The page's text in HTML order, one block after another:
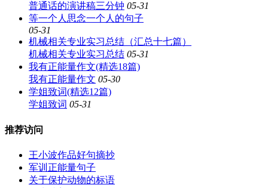
普通话的演讲稿三分钟 05-31
等一个人思念一个人的句子
05-31
机械相关专业实习总结（汇总十七篇）
机械相关专业实习总结 05-31
我有正能量作文(精选18篇)
我有正能量作文 05-30
学姐致词(精选12篇)
学姐致词 05-31
推荐访问
王小波作品好句摘抄
军训正能量句子
关于保护动物的标语